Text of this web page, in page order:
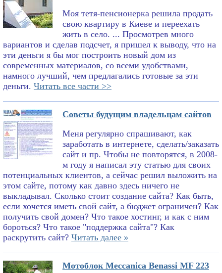
Моя тетя-пенсионерка решила продать
свою квартиру в Киеве и переехать
жить в село. ... Просмотрев много
вариантов и сделав подсчет, я пришел к выводу, что на
эти деньги я бы мог построить новый дом из
современных материалов, со всеми удобствами,
намного лучший, чем предлагались готовые за эти
деньги. Читать все части >>
Советы будущим владельцам сайтов
Меня регулярно спрашивают, как
заработать в интернете, сделать/заказать
сайт и пр. Чтобы не повторятся, в 2008-
м году я написал эту статью для своих
потенциальных клиентов, а сейчас решил выложить на
этом сайте, потому как давно здесь ничего не
выкладывал. Сколько стоит создание сайта? Как быть,
если хочется иметь свой сайт, а бюджет ограничен? Как
получить свой домен? Что такое хостинг, и как с ним
бороться? Что такое "поддержка сайта"? Как
раскрутить сайт? Читать далее »
Мотоблок Meccanica Benassi MF 223